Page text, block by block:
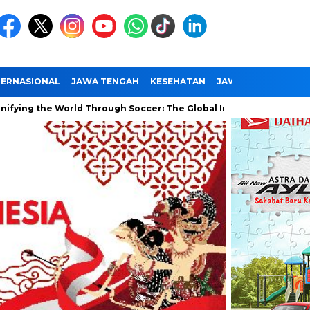
JAWA TENGAH KESEHATAN JAWA TIMUR
World Through Soccer: The Global Impact of the World Cup